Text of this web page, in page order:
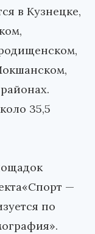
в Кузнецке,
35,5
—
по